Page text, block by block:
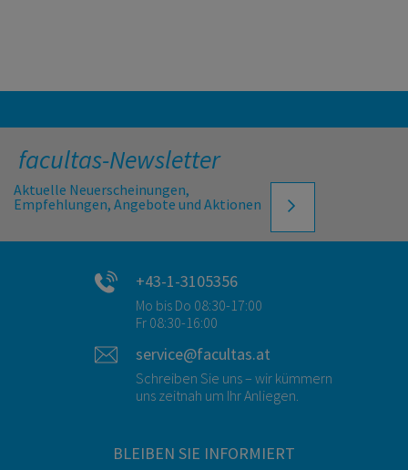
facultas-Newsletter
Aktuelle Neuerscheinungen,
Empfehlungen, Angebote und Aktionen
+43-1-3105356
Mo bis Do 08:30-17:00
Fr 08:30-16:00
service@facultas.at
Schreiben Sie uns – wir kümmern
uns zeitnah um Ihr Anliegen.
BLEIBEN SIE INFORMIERT